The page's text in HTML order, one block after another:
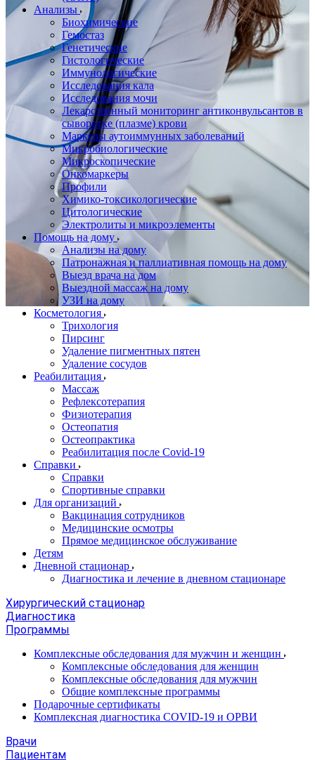
Анализы
Биохимические
Гемостаз
Генетические
Гистологические
Иммунологические
Исследования кала
Исследования мочи
Лекарственный мониторинг антиконвульсантов в
сыворотке (плазме) крови
Маркеры аутоиммунных заболеваний
Микробиологические
Микроскопические
Онкомаркеры
Профили
Химико-токсикологические
Цитологические
Электролиты и микроэлементы
Помощь на дому
Анализы на дому
Патронажная и паллиативная помощь на дому
Выезд врача на дом
Выездной массаж на дому
УЗИ на дому
Косметология
Трихология
Пирсинг
Удаление пигментных пятен
Удаление сосудов
Реабилитация
Массаж
Рефлексотерапия
Физиотерапия
Остеопатия
Остеопрактика
Реабилитация после Covid-19
Справки
Справки
Спортивные справки
Для организаций
Вакцинация сотрудников
Медицинские осмотры
Прямое медицинское обслуживание
Детям
Дневной стационар
Диагностика и лечение в дневном стационаре
Хирургический стационар
Диагностика
Программы
Комплексные обследования для мужчин и женщин
Комплексные обследования для женщин
Комплексные обследования для мужчин
Общие комплексные программы
Подарочные сертификаты
Комплексная диагностика COVID-19 и ОРВИ
Врачи
Пациентам